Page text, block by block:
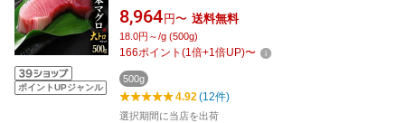
ポイントUPジャンル
グロ 生鮪 大トロ 大とろ 生本まぐろ 本まぐろ
本鮪 まぐろ マグロ まぐろ 鮪 食品 魚介類 水産
加工品 マグロ トロ ギフト 贈答 送料無料
8,964 円〜 送料無料
18.0円～/g (500g)
166ポイント (1倍+1倍UP)〜
500g
4.92(12件)
選択期間に当店を出荷